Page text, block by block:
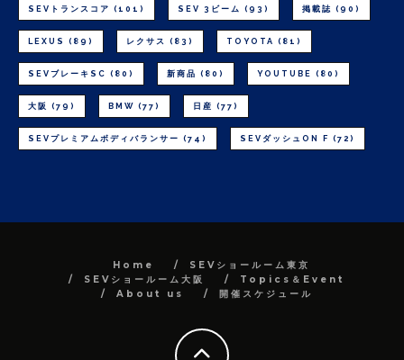
SEVトランスコア (101) SEV 3ビーム (93) 掲載誌 (90)
LEXUS (89) レクサス (83) TOYOTA (81)
SEVブレーキSC (80) 新商品 (80) YOUTUBE (80)
大阪 (79) BMW (77) 日産 (77)
SEVプレミアムボディバランサー (74) SEVダッシュON F (72)
Home
SEVショールーム東京
SEVショールーム大阪
Topics＆Event
About us
開催スケジュール